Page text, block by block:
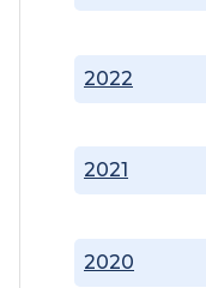
2020
2021
2022